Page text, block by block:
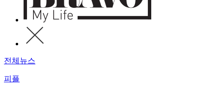
전체뉴스
피플